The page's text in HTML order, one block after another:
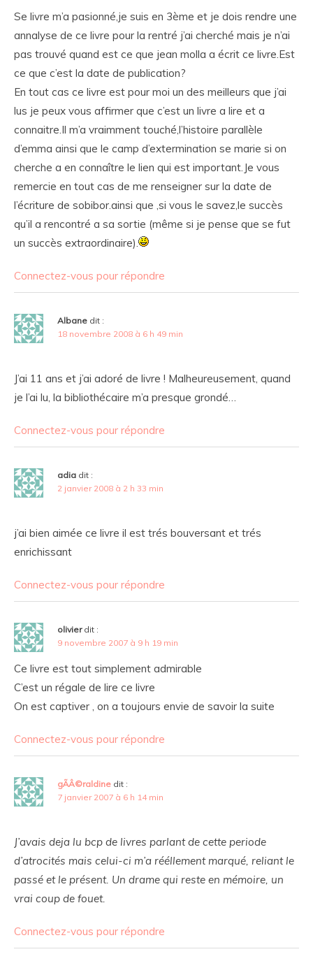
Se livre m’a pasionné,je suis en 3ème et je dois rendre une
annalyse de ce livre pour la rentré j’ai cherché mais je n’ai
pas trouvé quand est ce que jean molla a écrit ce livre.Est
ce que c’est la date de publication?
En tout cas ce livre est pour moi un des meilleurs que j’ai
lus je peux vous affirmer que c’est un livre a lire et a
connaitre.Il m’a vraimment touché,l’histoire parallèle
d’emma ainsi que le camp d’extermination se marie si on
cherche a en connaître le lien qui est important.Je vous
remercie en tout cas de me renseigner sur la date de
l’écriture de sobibor.ainsi que ,si vous le savez,le succès
qu’il a rencontré a sa sortie (même si je pense que se fut
un succès extraordinaire).
Connectez-vous pour répondre
Albane dit :
18 novembre 2008 à 6 h 49 min
J’ai 11 ans et j’ai adoré de livre ! Malheureusement, quand
je l’ai lu, la bibliothécaire m’a presque grondé…
Connectez-vous pour répondre
adia dit :
2 janvier 2008 à 2 h 33 min
j’ai bien aimée ce livre il est trés bouversant et trés
enrichissant
Connectez-vous pour répondre
olivier dit :
9 novembre 2007 à 9 h 19 min
Ce livre est tout simplement admirable
C’est un régale de lire ce livre
On est captiver , on a toujours envie de savoir la suite
Connectez-vous pour répondre
gÃÂ©raldine dit :
7 janvier 2007 à 6 h 14 min
J’avais deja lu bcp de livres parlant de cette periode
d’atrocités mais celui-ci m’a rééllement marqué, reliant le
passé et le présent. Un drame qui reste en mémoire, un
vrai coup de fouet.
Connectez-vous pour répondre